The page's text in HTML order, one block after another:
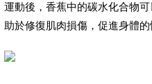
運動後，香蕉中的碳水化合物
助於修復肌肉損傷，促進身體的